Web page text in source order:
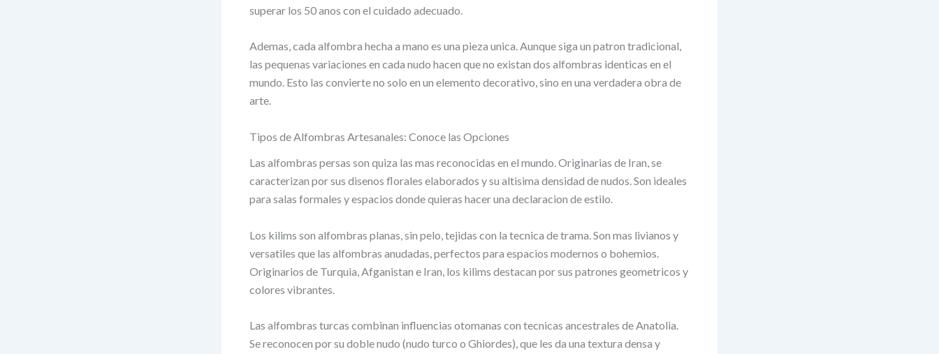
superar los 50 anos con el cuidado adecuado.
Ademas, cada alfombra hecha a mano es una pieza unica. Aunque siga un patron tradicional,
las pequenas variaciones en cada nudo hacen que no existan dos alfombras identicas en el
mundo. Esto las convierte no solo en un elemento decorativo, sino en una verdadera obra de
arte.
Tipos de Alfombras Artesanales: Conoce las Opciones
Las alfombras persas son quiza las mas reconocidas en el mundo. Originarias de Iran, se
caracterizan por sus disenos florales elaborados y su altisima densidad de nudos. Son ideales
para salas formales y espacios donde quieras hacer una declaracion de estilo.
Los kilims son alfombras planas, sin pelo, tejidas con la tecnica de trama. Son mas livianos y
versatiles que las alfombras anudadas, perfectos para espacios modernos o bohemios.
Originarios de Turquia, Afganistan e Iran, los kilims destacan por sus patrones geometricos y
colores vibrantes.
Las alfombras turcas combinan influencias otomanas con tecnicas ancestrales de Anatolia.
Se reconocen por su doble nudo (nudo turco o Ghiordes), que les da una textura densa y